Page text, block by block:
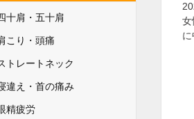
女
十肩・五十肩
こり・頭痛
トレートネック
違え・首の痛み
精疲労